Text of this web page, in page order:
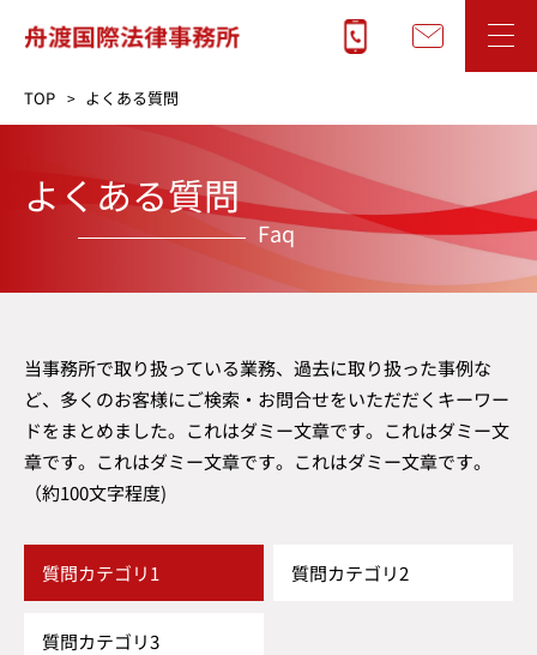
TOP よくある質問
よくある質問
Faq
当事務所で取り扱っている業務、過去に取り扱った事例な
ど、多くのお客様にご検索・お問合せをいただだくキーワー
ドをまとめました。これはダミー文章です。これはダミー文
章です。これはダミー文章です。これはダミー文章です。
（約100文字程度)
質問カテゴリ1 質問カテゴリ2
質問カテゴリ3